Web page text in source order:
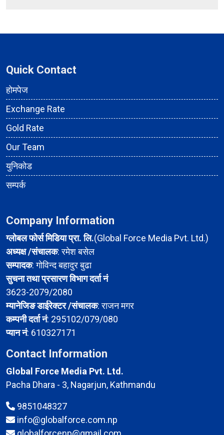
Quick Contact
होमपेज
Exchange Rate
Gold Rate
Our Team
युनिकोड
सम्पर्क
Company Information
ग्लोबल फोर्स मिडिया प्रा. लि.(Global Force Media Pvt. Ltd.)
अध्यक्ष /संचालक: रमेश बसेल
सम्पादक: गोविन्द बहादुर बुढा
सुचना तथा प्रसारण विभाग दर्ता नं
3623-2079/2080
म्यानेजिङ डाईरेक्टर /संचालक: राजन मगर
कम्पनी दर्ता नं: 295102/079/080
प्यान नं: 610327171
Contact Information
Global Force Media Pvt. Ltd.
Pacha Dhara - 3, Nagarjun, Kathmandu
9851048327
info@globalforce.com.np